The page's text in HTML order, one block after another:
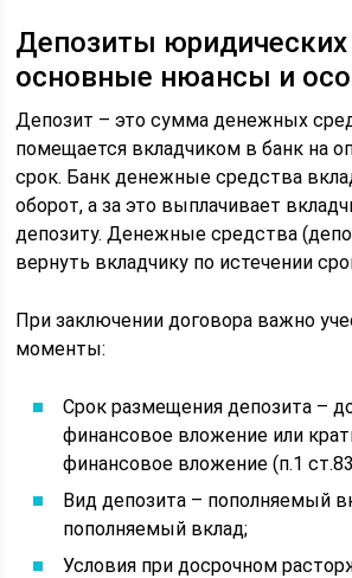
Депозиты юридических
основные нюансы и
Депозит – это сумма денежных
помещается вкладчиком в банк на
срок. Банк денежные средства
оборот, а за это выплачивает
депозиту. Денежные средства
вернуть вкладчику по истечении
При заключении договора важно
моменты:
Срок размещения депозита –
финансовое вложение или
финансовое вложение (п.1
Вид депозита – пополняемый
пополняемый вклад;
Условия при досрочном